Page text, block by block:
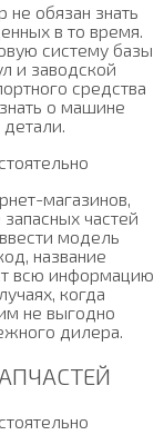
обязан знать
в то время.
систему базы
и заводской
средства
о машине
магазинов,
частей
модель
название
всю информацию
когда
не выгодно
дилера.